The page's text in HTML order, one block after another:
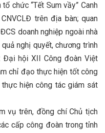
chức “Tết Sum vầy” Canh
trên địa bàn; quan
doanh nghiệp ngoài nhà
nghị quyết, chương trình
Đại hội XII Công đoàn Việt
chỉ đạo thực hiện tốt công
hiện công tác giám sát
trên, đồng chí Chủ tịch
cấp công đoàn trong tỉnh